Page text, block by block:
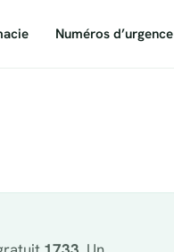
Numéros d’urgence